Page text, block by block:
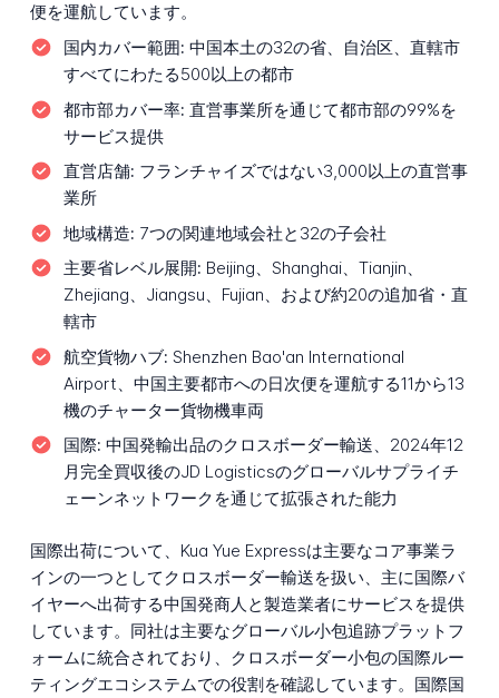
便を運航しています。
国内カバー範囲: 中国本土の32の省、自治区、直轄市
すべてにわたる500以上の都市
都市部カバー率: 直営事業所を通じて都市部の99%を
サービス提供
直営店舗: フランチャイズではない3,000以上の直営事
業所
地域構造: 7つの関連地域会社と32の子会社
主要省レベル展開: Beijing、Shanghai、Tianjin、
Zhejiang、Jiangsu、Fujian、および約20の追加省・直
轄市
航空貨物ハブ: Shenzhen Bao'an International
Airport、中国主要都市への日次便を運航する11から13
機のチャーター貨物機車両
国際: 中国発輸出品のクロスボーダー輸送、2024年12
月完全買収後のJD Logisticsのグローバルサプライチ
ェーンネットワークを通じて拡張された能力
国際出荷について、Kua Yue Expressは主要なコア事業ラ
インの一つとしてクロスボーダー輸送を扱い、主に国際バ
イヤーへ出荷する中国発商人と製造業者にサービスを提供
しています。同社は主要なグローバル小包追跡プラットフ
ォームに統合されており、クロスボーダー小包の国際ルー
ティングエコシステムでの役割を確認しています。国際国